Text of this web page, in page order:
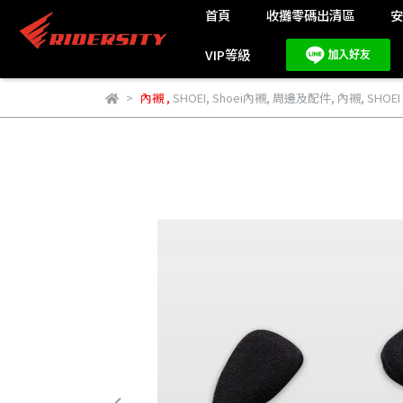
首頁 收攤零碼出清區
VIP等級
內襯, SHOEI, Shoei內襯, 周邊及配件, 內襯,